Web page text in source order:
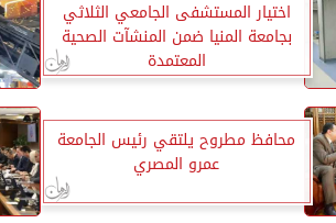
اختيار المستشفى الجامعي الثلاثي
بجامعة المنيا ضمن المنشآت الصحية
المعتمدة
محافظ مطروح يلتقي رئيس الجامعة
عمرو المصري